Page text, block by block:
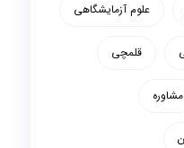
علوم آزمایشگاهی
قلمچی
مشاوره